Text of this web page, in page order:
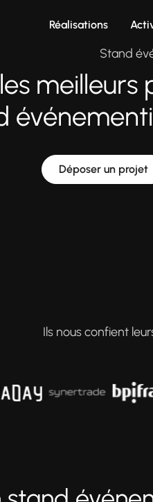
Réalisations
Stand
Déposer un projet
Ils nous confient